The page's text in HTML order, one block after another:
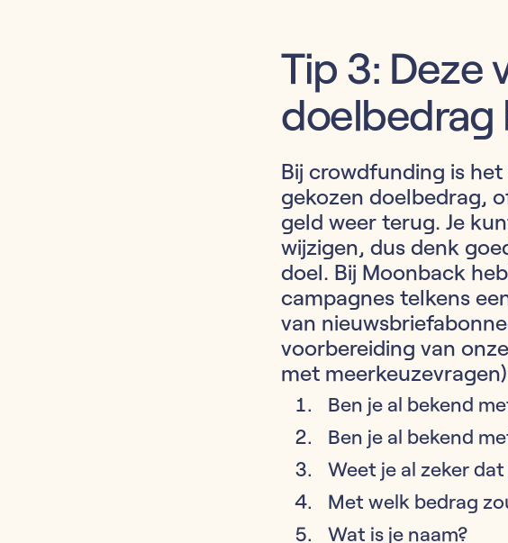
Tip 3: Deze
doelbedrag
Bij crowdfunding is
gekozen doelbedrag,
geld weer terug. Je
wijzigen, dus denk
doel. Bij Moonback
campagnes telkens
van
voorbereiding van
met
Ben je al bekend
Ben je al bekend
Weet je al zeker
Met welk bedrag
Wat is je naam?